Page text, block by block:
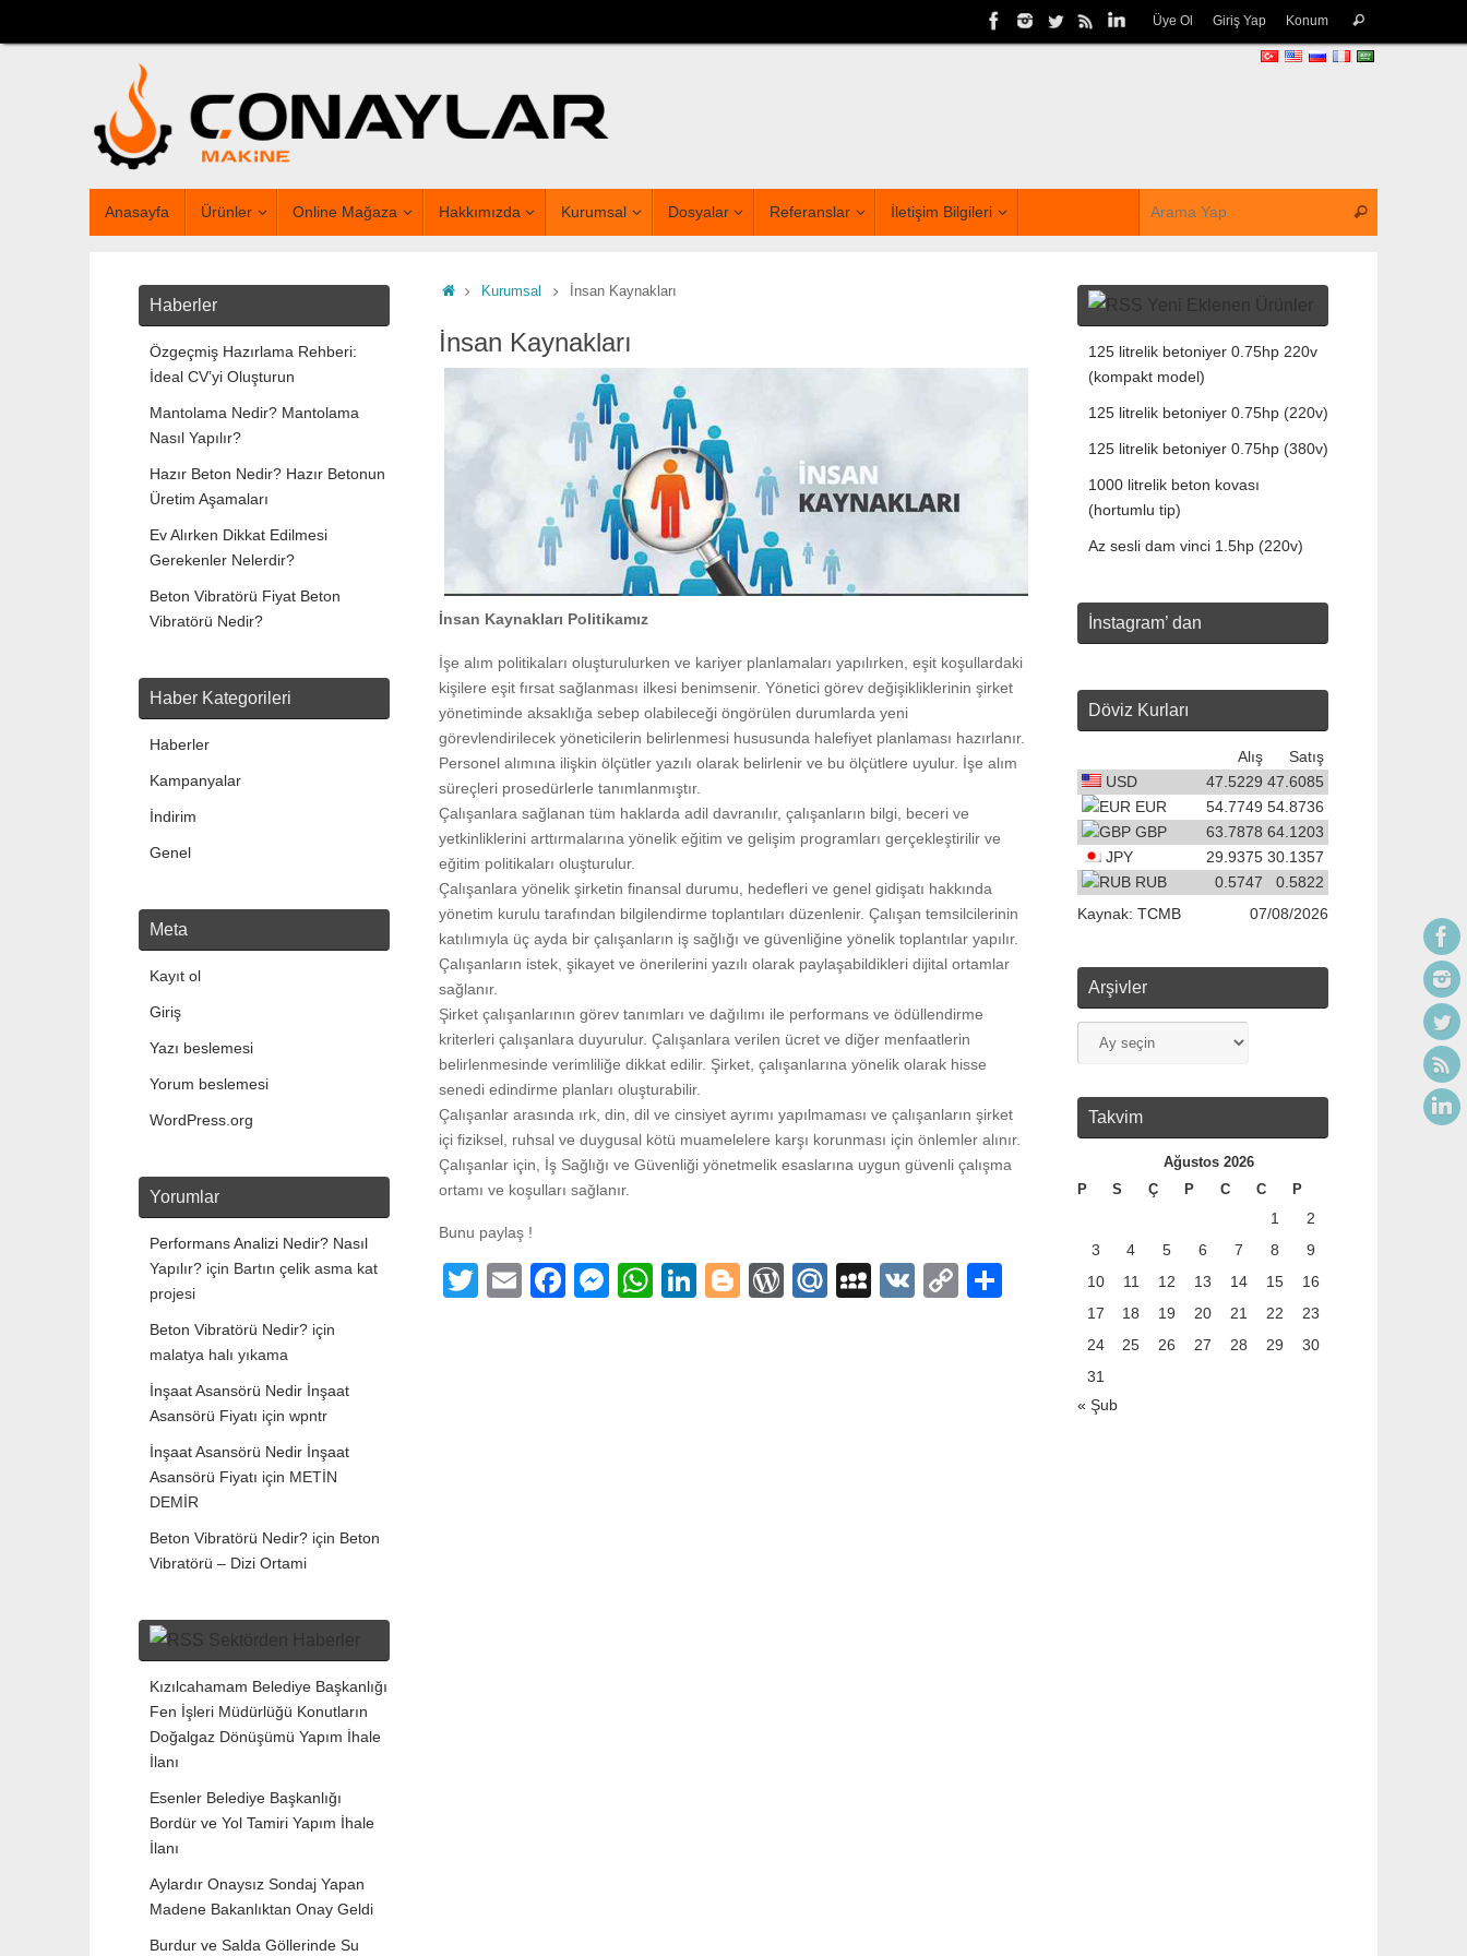
Üye Ol Giriş Yap Konum
Anasayfa Ürünler Online Mağaza Hakkımızda Kurumsal Dosyalar Referanslar İletişim Bilgileri
Kurumsal İnsan Kaynakları
İnsan Kaynakları
İnsan Kaynakları Politikamız
İşe alım politikaları oluşturulurken ve kariyer planlamaları yapılırken, eşit koşullardaki
kişilere eşit fırsat sağlanması ilkesi benimsenir. Yönetici görev değişikliklerinin şirket
yönetiminde aksaklığa sebep olabileceği öngörülen durumlarda yeni
görevlendirilecek yöneticilerin belirlenmesi hususunda halefiyet planlaması hazırlanır.
Personel alımına ilişkin ölçütler yazılı olarak belirlenir ve bu ölçütlere uyulur. İşe alım
süreçleri prosedürlerle tanımlanmıştır.
Çalışanlara sağlanan tüm haklarda adil davranılır, çalışanların bilgi, beceri ve
yetkinliklerini arttırmalarına yönelik eğitim ve gelişim programları gerçekleştirilir ve
eğitim politikaları oluşturulur.
Çalışanlara yönelik şirketin finansal durumu, hedefleri ve genel gidişatı hakkında
yönetim kurulu tarafından bilgilendirme toplantıları düzenlenir. Çalışan temsilcilerinin
katılımıyla üç ayda bir çalışanların iş sağlığı ve güvenliğine yönelik toplantılar yapılır.
Çalışanların istek, şikayet ve önerilerini yazılı olarak paylaşabildikleri dijital ortamlar
sağlanır.
Şirket çalışanlarının görev tanımları ve dağılımı ile performans ve ödüllendirme
kriterleri çalışanlara duyurulur. Çalışanlara verilen ücret ve diğer menfaatlerin
belirlenmesinde verimliliğe dikkat edilir. Şirket, çalışanlarına yönelik olarak hisse
senedi edindirme planları oluşturabilir.
Çalışanlar arasında ırk, din, dil ve cinsiyet ayrımı yapılmaması ve çalışanların şirket
içi fiziksel, ruhsal ve duygusal kötü muamelelere karşı korunması için önlemler alınır.
Çalışanlar için, İş Sağlığı ve Güvenliği yönetmelik esaslarına uygun güvenli çalışma
ortamı ve koşulları sağlanır.
Bunu paylaş !
T
E
F
M
W
Li
Bl
W
M
M
V
C
Haberler
Özgeçmiş Hazırlama Rehberi:
İdeal CV’yi Oluşturun
Mantolama Nedir? Mantolama
Nasıl Yapılır?
Hazır Beton Nedir? Hazır Betonun
Üretim Aşamaları
Ev Alırken Dikkat Edilmesi
Gerekenler Nelerdir?
Beton Vibratörü Fiyat Beton
Vibratörü Nedir?
Haber Kategorileri
Haberler
Kampanyalar
İndirim
Genel
Meta
Kayıt ol
Giriş
Yazı beslemesi
Yorum beslemesi
WordPress.org
Yorumlar
Performans Analizi Nedir? Nasıl
Yapılır? için Bartın çelik asma kat
projesi
Beton Vibratörü Nedir? için
malatya halı yıkama
İnşaat Asansörü Nedir İnşaat
Asansörü Fiyatı için wpntr
İnşaat Asansörü Nedir İnşaat
Asansörü Fiyatı için METİN
DEMİR
Beton Vibratörü Nedir? için Beton
Vibratörü – Dizi Ortami
Sektörden Haberler
Kızılcahamam Belediye Başkanlığı
Fen İşleri Müdürlüğü Konutların
Doğalgaz Dönüşümü Yapım İhale
İlanı
Esenler Belediye Başkanlığı
Bordür ve Yol Tamiri Yapım İhale
İlanı
Aylardır Onaysız Sondaj Yapan
Madene Bakanlıktan Onay Geldi
Burdur ve Salda Göllerinde Su
Yeni Eklenen Ürünler
125 litrelik betoniyer 0.75hp 220v
(kompakt model)
125 litrelik betoniyer 0.75hp (220v)
125 litrelik betoniyer 0.75hp (380v)
1000 litrelik beton kovası
(hortumlu tip)
Az sesli dam vinci 1.5hp (220v)
İnstagram’ dan
Döviz Kurları
Satış
Alış
USD
47.6085
47.5229
EUR
54.8736
54.7749
GBP
64.1203
63.7878
JPY
30.1357
29.9375
RUB
0.5822
0.5747
Kaynak: TCMB 07/08/2026
Arşivler
Takvim
Ağustos 2026
P
S Ç P C C P
1
2
3
4 5 6 7 8
9
10
11 12 13 14 15
16
17
18 19 20 21 22
23
24
25 26 27 28 29
30
31
« Şub